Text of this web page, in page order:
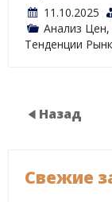
11.10.2025
Анализ Цен,
Тенденции
Назад
Свежие